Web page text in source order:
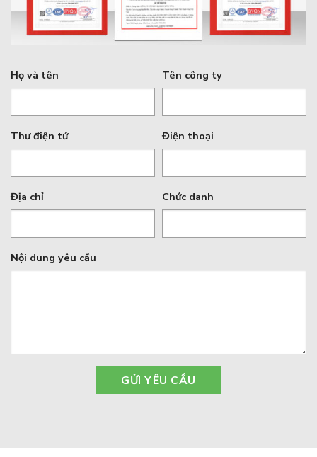
Họ và tên Tên công ty
Thư điện tử Điện thoại
Địa chỉ Chức danh
Nội dung yêu cầu